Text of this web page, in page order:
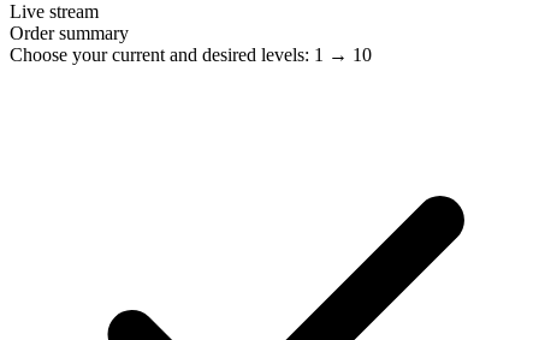
Live stream
Order summary
Choose your current and desired levels: 1 → 10